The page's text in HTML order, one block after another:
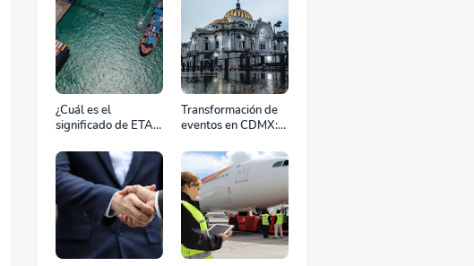
¿Cuál es el
significado de ETA,
el transporte
marítimo?
Transformación de
eventos en CDMX:
profesional de
equipos define el
éxito de tu
celebración